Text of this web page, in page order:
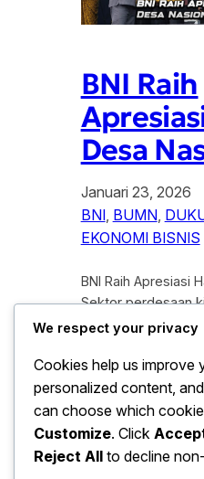
BNI Raih
Desa
Januari 23, 2026
BNI, BUMN,
EKONOMI BISNIS
BNI Raih Apresiasi
Sektor perdesaan
penggerak baru
perayaan puncak
seluruh desa di
Negara Indonesia
BNI berhasil
gemilang. BNI raih
We respect your privacy
Cookies help us improve
personalized content,
can choose which
Customize. Click
Reject All to decline